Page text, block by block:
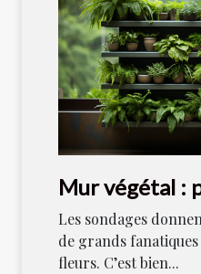
Mur végétal :
Les sondages
de grands
fleurs. C’est bien...